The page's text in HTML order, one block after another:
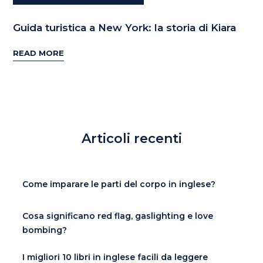
Guida turistica a New York: la storia di Kiara
READ MORE
Articoli recenti
Come imparare le parti del corpo in inglese?
Cosa significano red flag, gaslighting e love
bombing?
I migliori 10 libri in inglese facili da leggere